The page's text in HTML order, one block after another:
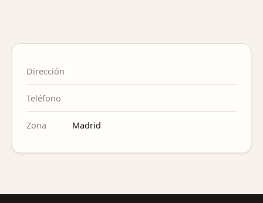
Dirección
Teléfono
Zona Madrid